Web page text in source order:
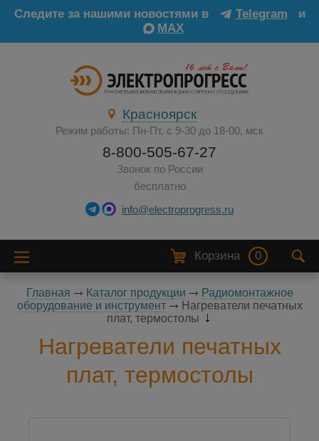
Следите за нашими новостями в Telegram
и
MAX
Красноярск
Режим работы: Пн-Пт, с 9-30 до 18-00, мск
8-800-505-67-27
Звонок по России
бесплатно
info@electroprogress.ru
Корзина 0
Главная Каталог продукции
Радиомонтажное
оборудование и инструмент
Нагреватели печатных
плат, термостолы
Нагреватели печатных
плат, термостолы